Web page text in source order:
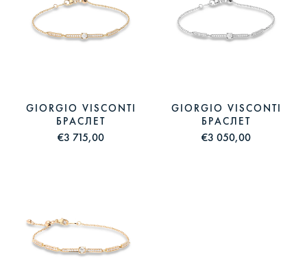
GIORGIO VISCONTI
БРАСЛЕТ
€3 715,00
GIORGIO VISCONTI
БРАСЛЕТ
€3 050,00